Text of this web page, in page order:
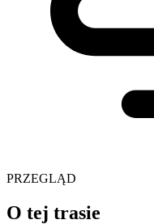
PRZEGLĄD
O tej trasie